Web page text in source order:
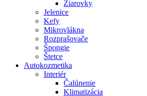
Žiarovky
Jelenice
Kefy
Mikrovlákna
Rozprašovače
Špongie
Štetce
Autokozmetika
Interiér
Čalúnenie
Klimatizácia